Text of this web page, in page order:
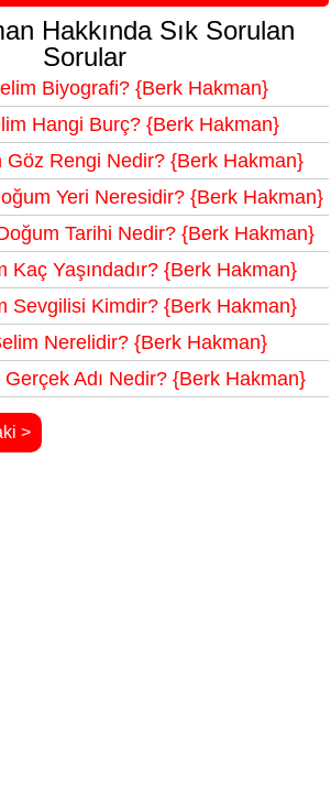
Hakkında Sık Sorulan
Sorular
Biyografi? {Berk Hakman}
Hangi Burç? {Berk Hakman}
Göz Rengi Nedir? {Berk Hakman}
Yeri Neresidir? {Berk Hakman}
Tarihi Nedir? {Berk Hakman}
Kaç Yaşındadır? {Berk Hakman}
Sevgilisi Kimdir? {Berk Hakman}
Nerelidir? {Berk Hakman}
Adı Nedir? {Berk Hakman}
>